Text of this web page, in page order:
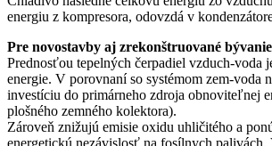
energiu z kompresora, odovzdá v
Pre novostavby aj zrekonštruované bývanie
Prednosťou tepelných čerpadiel vzduch-voda
energie. V porovnaní so systémom zem-voda
investíciu do primárneho zdroja obnoviteľnej
plošného zemného kolektora).
Zároveň znižujú emisie oxidu uhličitého a
energetickú nezávislosť na fosílnych